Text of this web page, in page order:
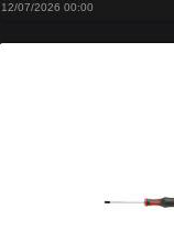
12/07/2026 00:00